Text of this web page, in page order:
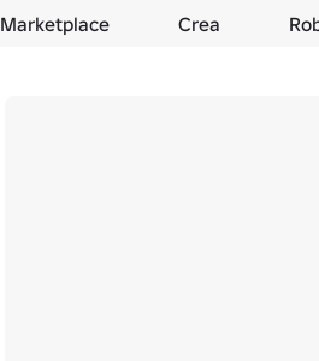
Marketplace Crea